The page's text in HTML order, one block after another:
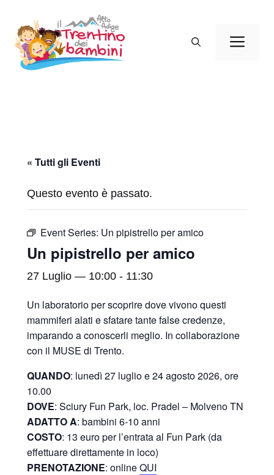
contenuto
« Tutti gli Eventi
Questo evento è passato.
Event Series: Un pipistrello per amico
Un pipistrello per amico
27 Luglio — 10:00 - 11:30
Un laboratorio per scoprire dove vivono questi
mammiferi alati e sfatare tante false credenze,
imparando a conoscerli meglio. In collaborazione
con il MUSE di Trento.
QUANDO: lunedì 27 luglio e 24 agosto 2026, ore
10.00
DOVE: Sciury Fun Park, loc. Pradel – Molveno TN
ADATTO A: bambini 6-10 anni
COSTO: 13 euro per l’entrata al Fun Park (da
effettuare direttamente in loco)
PRENOTAZIONE: onlineQUI